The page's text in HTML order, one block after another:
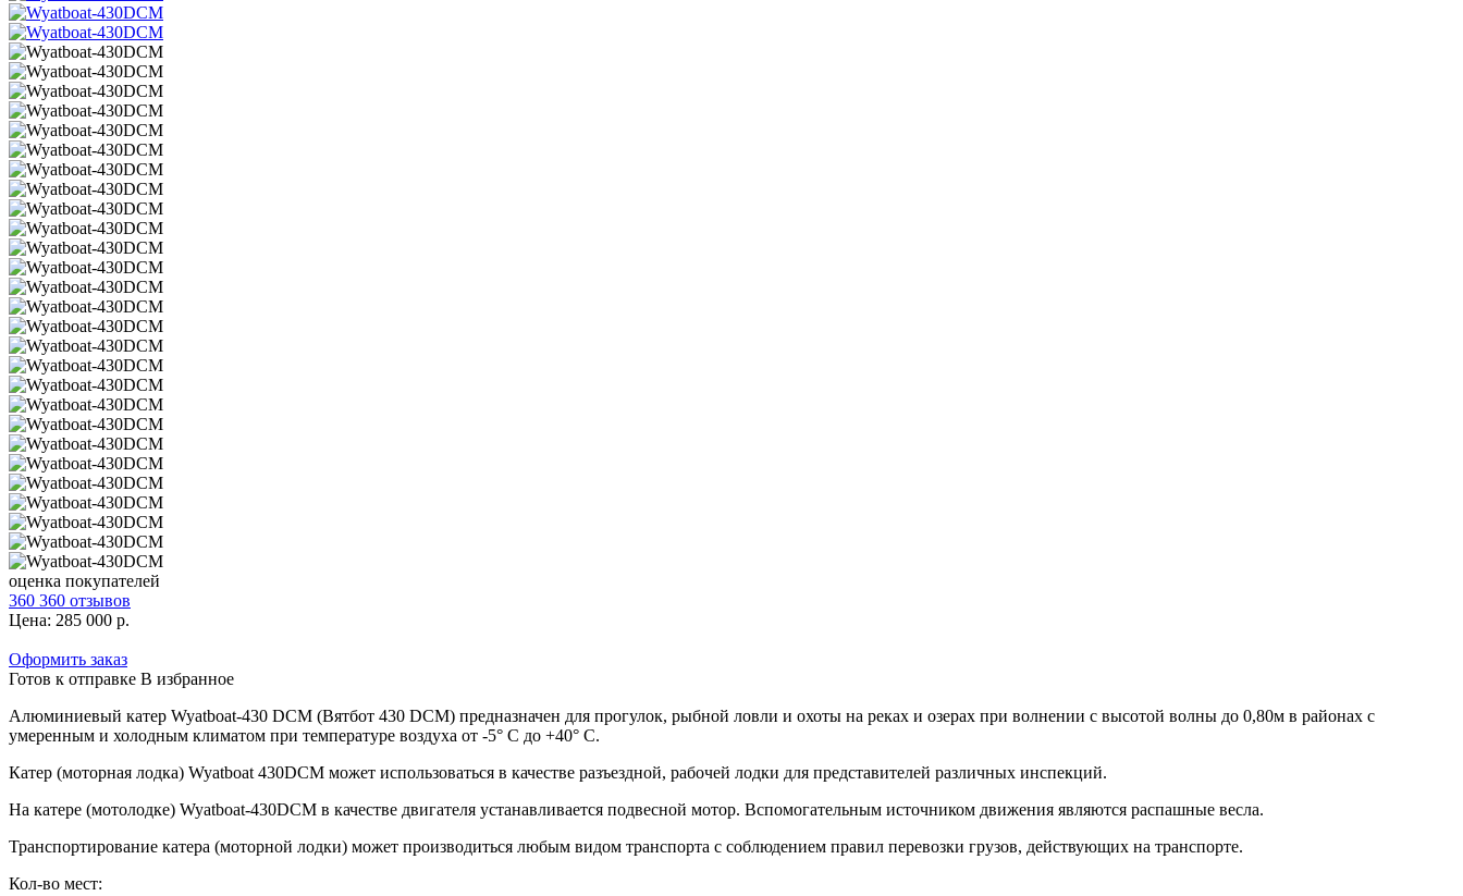
оценка покупателей
360 360 отзывов
Цена: 285 000 р.
Оформить заказ
Готов к отправке В избранное
Алюминиевый катер Wyatboat-430 DCM (Вятбот 430 DCM) предназначен для прогулок, рыбной ловли и охоты на реках и озерах при волнении с высотой волны до 0,80м в районах с
умеренным и холодным климатом при температуре воздуха от -5° С до +40° С.
Катер (моторная лодка) Wyatboat 430DCM может использоваться в качестве разъездной, рабочей лодки для представителей различных инспекций.
На катере (мотолодке) Wyatboat-430DCM в качестве двигателя устанавливается подвесной мотор. Вспомогательным источником движения являются распашные весла.
Транспортирование катера (моторной лодки) может производиться любым видом транспорта с соблюдением правил перевозки грузов, действующих на транспорте.
Кол-во мест: